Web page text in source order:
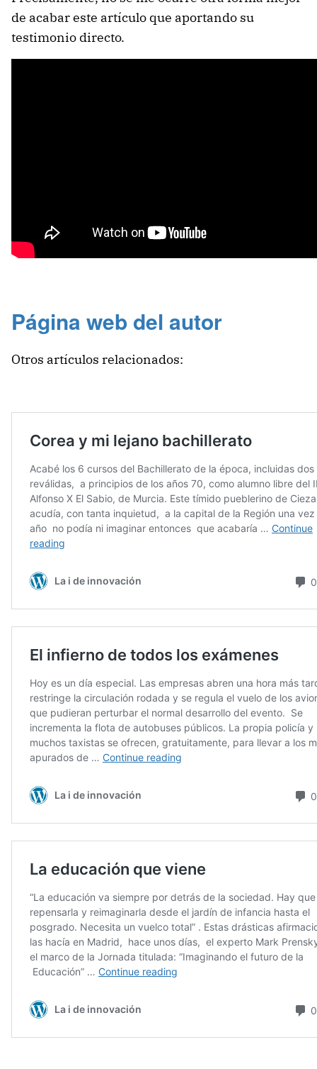
de acabar este artículo que aportando su
testimonio directo.
Página web del autor
Otros artículos relacionados: